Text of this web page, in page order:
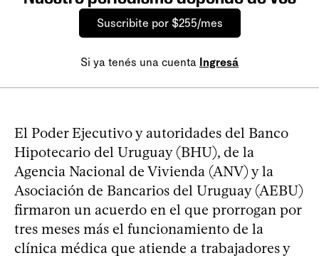
Suscribite por $255/mes
Si ya tenés una cuenta Ingresá
El Poder Ejecutivo y autoridades del Banco
Hipotecario del Uruguay (BHU), de la
Agencia Nacional de Vivienda (ANV) y la
Asociación de Bancarios del Uruguay (AEBU)
firmaron un acuerdo en el que prorrogan por
tres meses más el funcionamiento de la
clínica médica que atiende a trabajadores y